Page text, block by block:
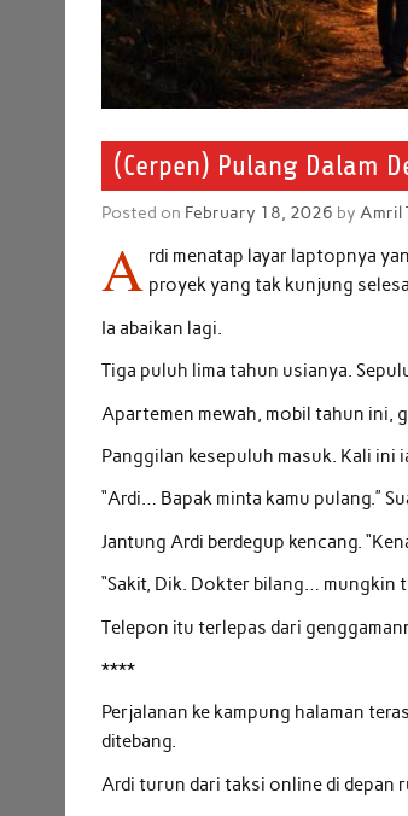
(Cerpen) Pulang Dalam
Posted on February 18, 2026 byAmril
A rdi menatap layar laptopnya
proyek yang tak kunjung
Ia abaikan lagi.
Tiga puluh lima tahun usianya.
Apartemen mewah, mobil tahun ini,
Panggilan kesepuluh masuk. Kali ini
“Ardi… Bapak minta kamu pulang.”
Jantung Ardi berdegup kencang.
“Sakit, Dik. Dokter bilang… mungkin
Telepon itu terlepas dari
****
Perjalanan ke kampung halaman
ditebang.
Ardi turun dari taksi online di depan